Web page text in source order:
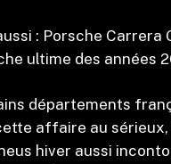
: Porsche Carrera
ultime des années
départements
affaire au
hiver aussi